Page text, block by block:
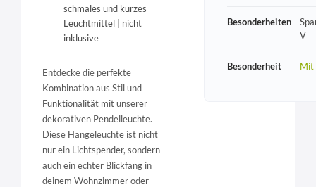
schmales und kurzes
Leuchtmittel | nicht
inklusive
Entdecke die perfekte
Kombination aus Stil und
Funktionalität mit unserer
dekorativen Pendelleuchte.
Diese Hängeleuchte ist nicht
nur ein Lichtspender, sondern
auch ein echter Blickfang in
deinem Wohnzimmer oder
Besonderheiten
V
Besonderheit Mit